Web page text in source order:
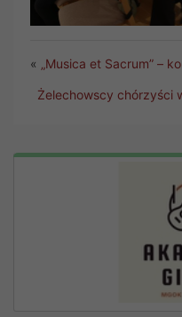
« „Musica et Sacrum” –
Żelechowscy chórzyści